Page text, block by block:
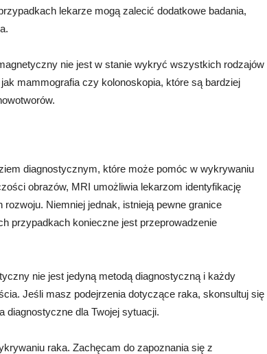
lekarze mogą zalecić dodatkowe badania,
nie jest w stanie wykryć wszystkich rodzajów
mammografia czy kolonoskopia, które są bardziej
diagnostycznym, które może pomóc w wykrywaniu
obrazów, MRI umożliwia lekarzom identyfikację
Niemniej jednak, istnieją pewne granice
przypadkach konieczne jest przeprowadzenie
nie jest jedyną metodą diagnostyczną i każdy
Jeśli masz podejrzenia dotyczące raka, skonsultuj się
diagnostyczne dla Twojej sytuacji.
raka. Zachęcam do zapoznania się z